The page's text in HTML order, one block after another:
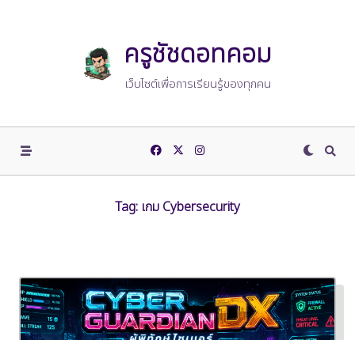
ครูชัชดอทคอม
เว็บไซต์เพื่อการเรียนรู้ของทุกคน
Tag: เกม Cybersecurity